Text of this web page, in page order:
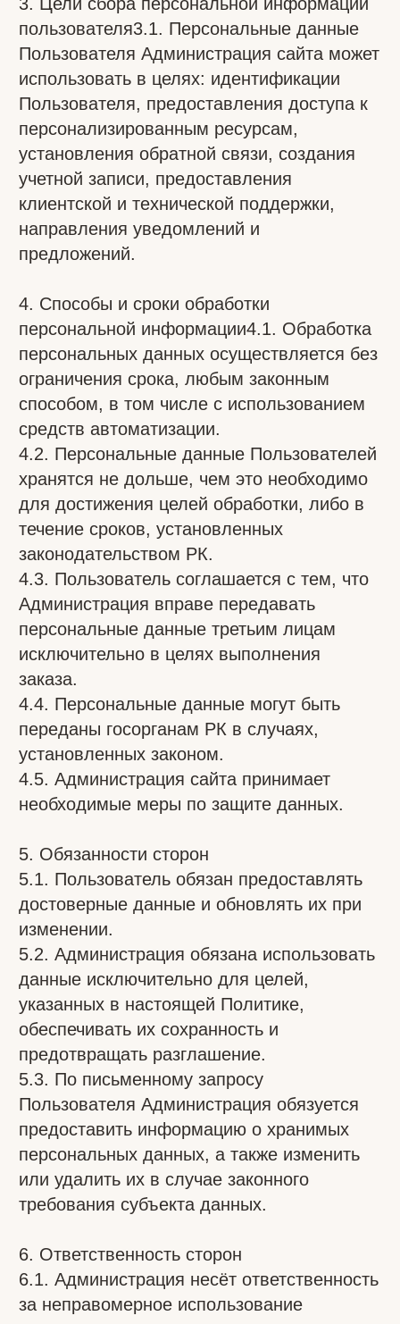
5. Обязанности сторон
5.1. Пользователь обязан предоставлять
достоверные данные и обновлять их при
5.2. Администрация обязана использовать
данные исключительно для целей,
указанных в настоящей Политике,
обеспечивать их сохранность и
предотвращать разглашение.
5.3. По письменному запросу
предоставить информацию о хранимых
персональных данных, а также изменить
6. Ответственность сторон
6.1. Администрация несёт ответственность
за неправомерное использование
персональных данных в соответствии с
законодательством РК, включая Закон «О
персональных данных и их защите» и
Гражданский кодекс РК.
6.2. Администрация не несёт
ответственности, если информация стала
публичной до её утраты, была получена от
третьей стороны или разглашена с
7. Разрешение споров
7.1. До обращения в суд обязательным
(письменного предложения о
добровольном урегулировании).
течение 30 дней уведомить заявителя о
результатах.
7.3. При недостижении соглашения спор
подлежит рассмотрению в судебном
порядке по месту нахождения
Администрации сайта в соответствии с
законодательством РК.
8. Дополнительные условия
согласия Пользователя.
8.2. Новая редакция вступает в силу с
https://vagiton-almaty.kz/nauli
8.3. Все вопросы и предложения
направлять на e-mail:
dauletova_karlygash@mail.ru
Политика конфиденциальности
Публичная оферта по онлайн-курсу «Вагитон»
Публичная оферта по онлайн-курсу «Наули»